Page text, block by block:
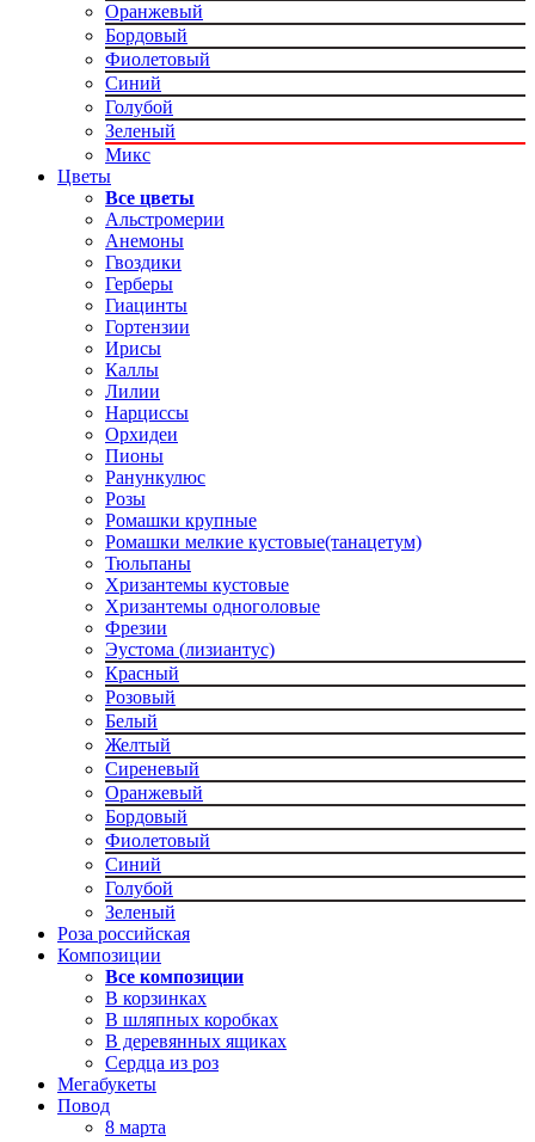
Оранжевый
Бордовый
Фиолетовый
Синий
Голубой
Зеленый
Микс
Цветы
Все цветы
Альстромерии
Анемоны
Гвоздики
Герберы
Гиацинты
Гортензии
Ирисы
Каллы
Лилии
Нарциссы
Орхидеи
Пионы
Ранункулюс
Розы
Ромашки крупные
Ромашки мелкие кустовые(танацетум)
Тюльпаны
Хризантемы кустовые
Хризантемы одноголовые
Фрезии
Эустома (лизиантус)
Красный
Розовый
Белый
Желтый
Сиреневый
Оранжевый
Бордовый
Фиолетовый
Синий
Голубой
Зеленый
Роза российская
Композиции
Все композиции
В корзинках
В шляпных коробках
В деревянных ящиках
Сердца из роз
Мегабукеты
Повод
8 марта